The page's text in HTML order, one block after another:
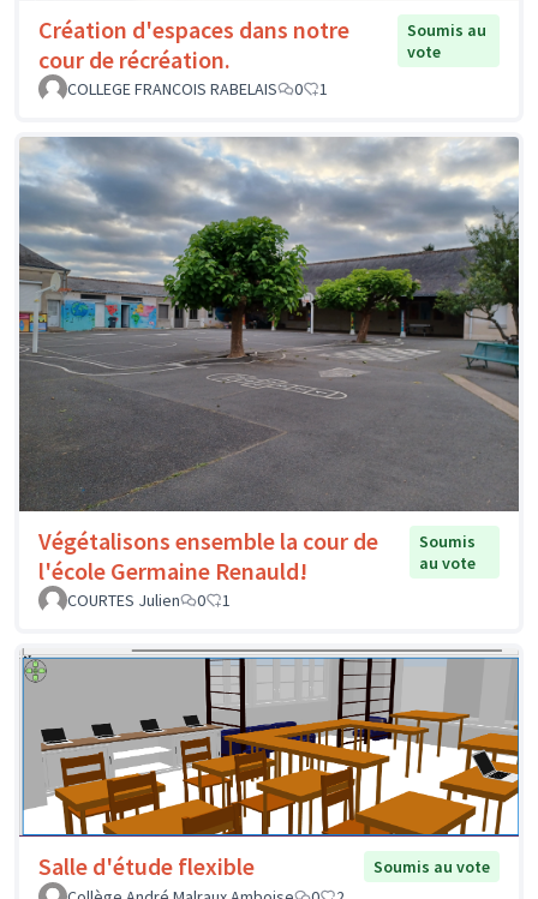
Création d'espaces dans notre
cour de récréation.
Soumis au
vote
COLLEGE FRANCOIS RABELAIS
0 1
Végétalisons ensemble la cour de
l'école Germaine Renauld!
Soumis
au vote
COURTES Julien
0 1
Salle d'étude flexible
Soumis au vote